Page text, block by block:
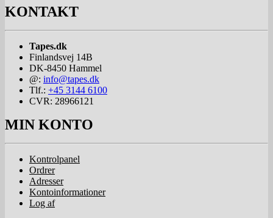
KONTAKT
Tapes.dk
Finlandsvej 14B
DK-8450 Hammel
@: info@tapes.dk
Tlf.: +45 3144 6100
CVR: 28966121
MIN KONTO
Kontrolpanel
Ordrer
Adresser
Kontoinformationer
Log af